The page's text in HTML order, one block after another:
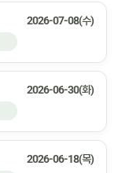
2026-07-08(수)
2026-06-30(화)
2026-06-18(목)